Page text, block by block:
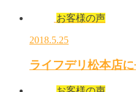
お客様の声
2018.5.25
ライフデリ松本店